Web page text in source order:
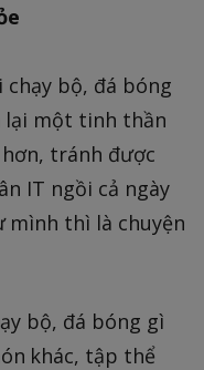
bộ, đá bóng
lại một tinh thần
tránh được
IT ngồi cả ngày
thì là chuyện
bộ, đá bóng gì
khác, tập thể